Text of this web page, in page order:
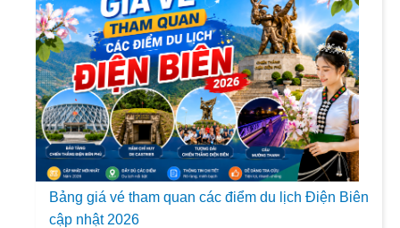
Bảng giá vé tham quan các điểm du lịch Điện Biên
cập nhật 2026